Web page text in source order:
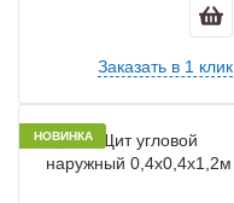
Заказать в 1 клик
НОВИНКА